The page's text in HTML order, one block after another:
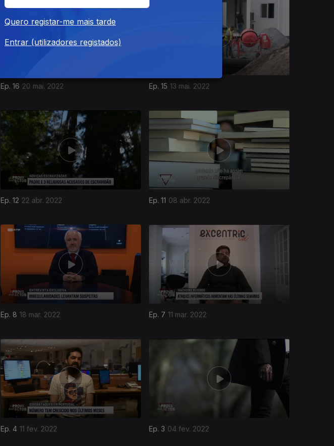
Ep. 16 20 mai. 2022 Ep. 15 13 mai. 2022
Ep. 12 22 abr. 2022 Ep. 11 08 abr. 2022
Ep. 8 18 mar. 2022 Ep. 7 11 mar. 2022
Ep. 4 11 fev. 2022 Ep. 3 04 fev. 2022
Quero registar-me mais tarde
Entrar (utilizadores registados)